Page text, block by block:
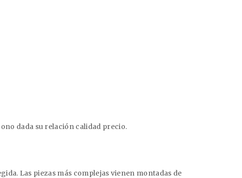
dada su relación calidad precio.
Las piezas más complejas vienen montadas de